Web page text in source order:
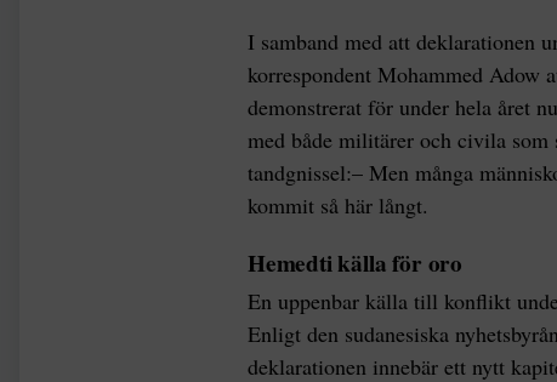
I samband med att deklarationen
korrespondent Mohammed Adow
demonstrerat för under hela året
med både militärer och civila som
tandgnissel:– Men många
kommit så här långt.
Hemedti källa för oro
En uppenbar källa till konflikt
Enligt den sudanesiska
deklarationen innebär ett nytt